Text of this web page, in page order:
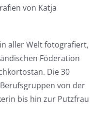
von Katja
aller Welt fotografiert,
Föderation
Die 30
von der
bis hin zur Putzfrau